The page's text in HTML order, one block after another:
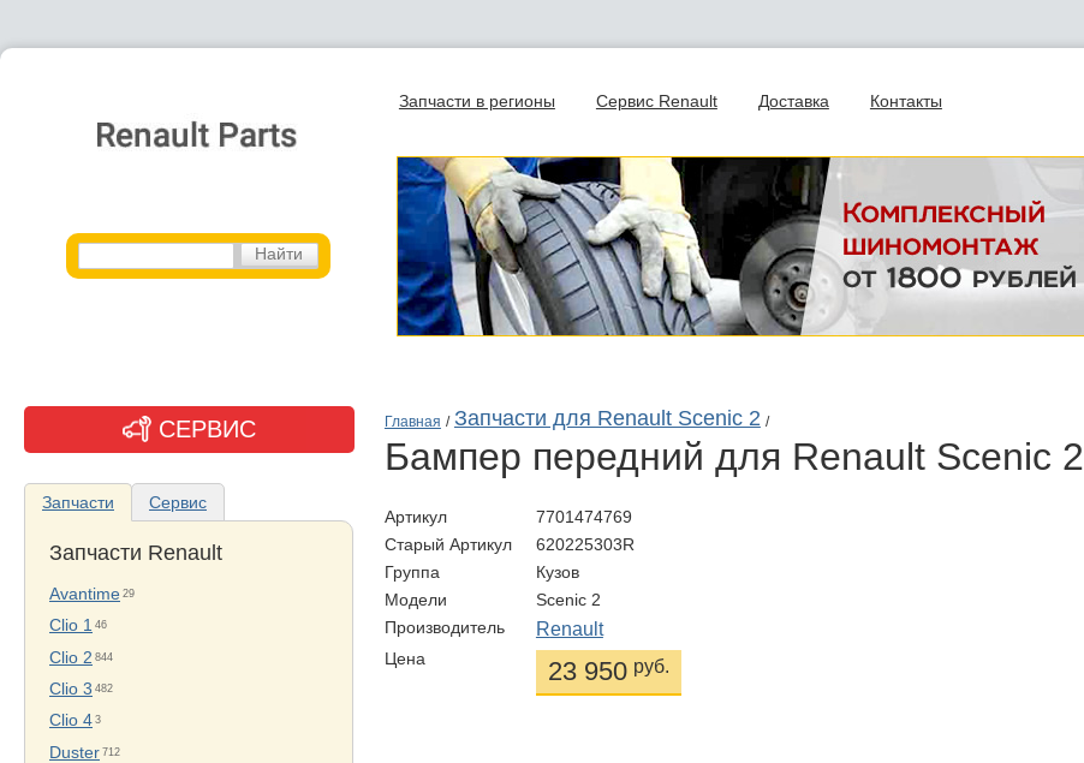
Запчасти в регионы Сервис Renault Доставка Контакты
Главная / Запчасти для Renault Scenic 2 /
бампер передний для Renault Scenic 2
Артикул
7701474769
Старый Артикул
620225303R
Группа
Кузов
Модели
Scenic 2
Производитель
Renault
Цена 23 950 руб.
СЕРВИС
Запчасти Сервис
Запчасти Renault
Avantime 29
Clio 1 46
Clio 2 844
Clio 3 482
Clio 4 3
Duster 712